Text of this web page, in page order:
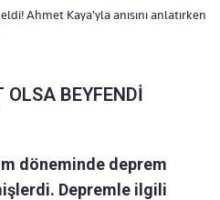
Ahmet Kaya'yla anısını anlatırken
BEYFENDİ
döneminde deprem
Depremle ilgili